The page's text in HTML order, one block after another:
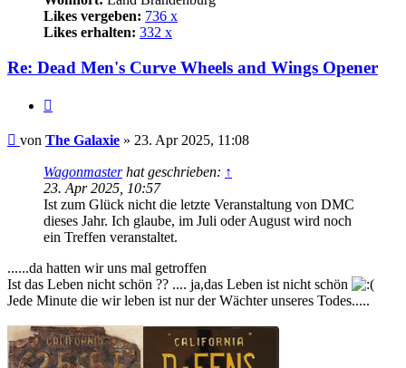
Likes vergeben: 736 x
Likes erhalten: 332 x
Re: Dead Men's Curve Wheels and Wings Opener
Beitrag
von The Galaxie » 23. Apr 2025, 11:08
Wagonmasterhat geschrieben: ↑
23. Apr 2025, 10:57
Ist zum Glück nicht die letzte Veranstaltung von DMC
dieses Jahr. Ich glaube, im Juli oder August wird noch
ein Treffen veranstaltet.
......da hatten wir uns mal getroffen
Ist das Leben nicht schön ?? .... ja,das Leben ist nicht schön
Jede Minute die wir leben ist nur der Wächter unseres Todes.....